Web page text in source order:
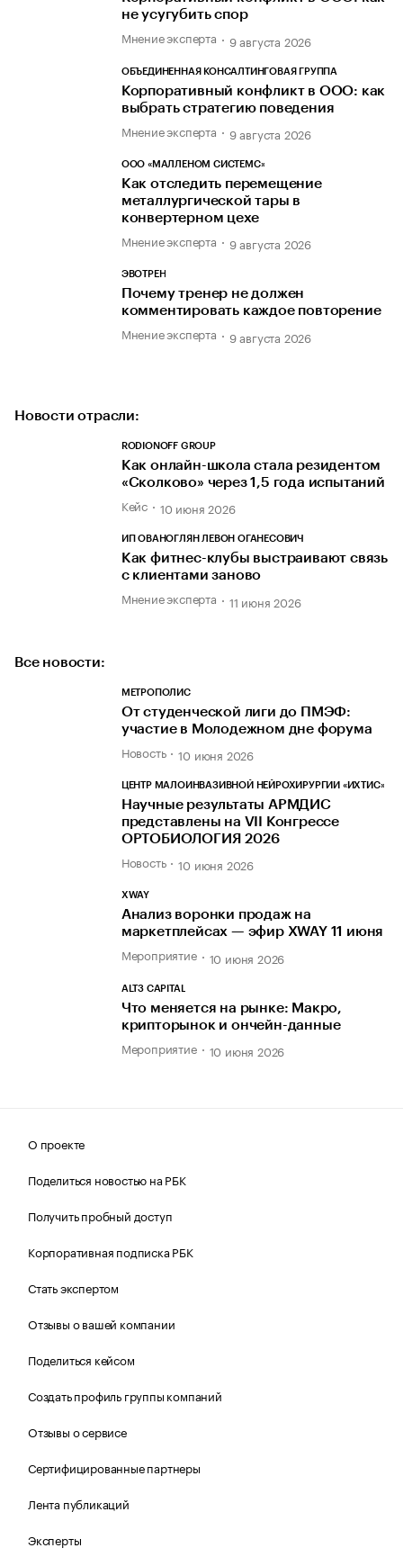
не усугубить спор
Мнение эксперта 9 августа 2026
ОБЪЕДИНЕННАЯ КОНСАЛТИНГОВАЯ ГРУППА
Корпоративный конфликт в ООО: как
выбрать стратегию поведения
Мнение эксперта 9 августа 2026
ООО «МАЛЛЕНОМ СИСТЕМС»
Как отследить перемещение
металлургической тары в
конвертерном цехе
Мнение эксперта 9 августа 2026
ЭВОТРЕН
Почему тренер не должен
комментировать каждое повторение
Мнение эксперта 9 августа 2026
Новости отрасли:
RODIONOFF GROUP
Как онлайн-школа стала резидентом
«Сколково» через 1,5 года испытаний
Кейс 10 июня 2026
ИП ОВАНОГЛЯН ЛЕВОН ОГАНЕСОВИЧ
Как фитнес-клубы выстраивают связь
с клиентами заново
Мнение эксперта 11 июня 2026
Все новости:
МЕТРОПОЛИС
От студенческой лиги до ПМЭФ:
участие в Молодежном дне форума
Новость 10 июня 2026
ЦЕНТР МАЛОИНВАЗИВНОЙ НЕЙРОХИРУРГИИ «ИХТИС»
Научные результаты АРМДИС
представлены на VII Конгрессе
ОРТОБИОЛОГИЯ 2026
Новость 10 июня 2026
XWAY
Анализ воронки продаж на
маркетплейсах — эфир XWAY 11 июня
Мероприятие 10 июня 2026
ALT3 CAPITAL
Что меняется на рынке: Макро,
крипторынок и ончейн-данные
Мероприятие 10 июня 2026
О проекте
Поделиться новостью на РБК
Получить пробный доступ
Корпоративная подписка РБК
Стать экспертом
Отзывы о вашей компании
Поделиться кейсом
Создать профиль группы компаний
Отзывы о сервисе
Сертифицированные партнеры
Лента публикаций
Эксперты